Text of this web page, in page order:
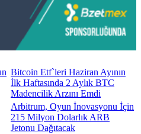
Bitcoin Etf`leri Haziran Ayının
İlk Haftasında 2 Aylık BTC
Madencilik Arzını Emdi
Arbitrum, Oyun İnovasyonu İçin
215 Milyon Dolarlık ARB
Jetonu Dağıtacak